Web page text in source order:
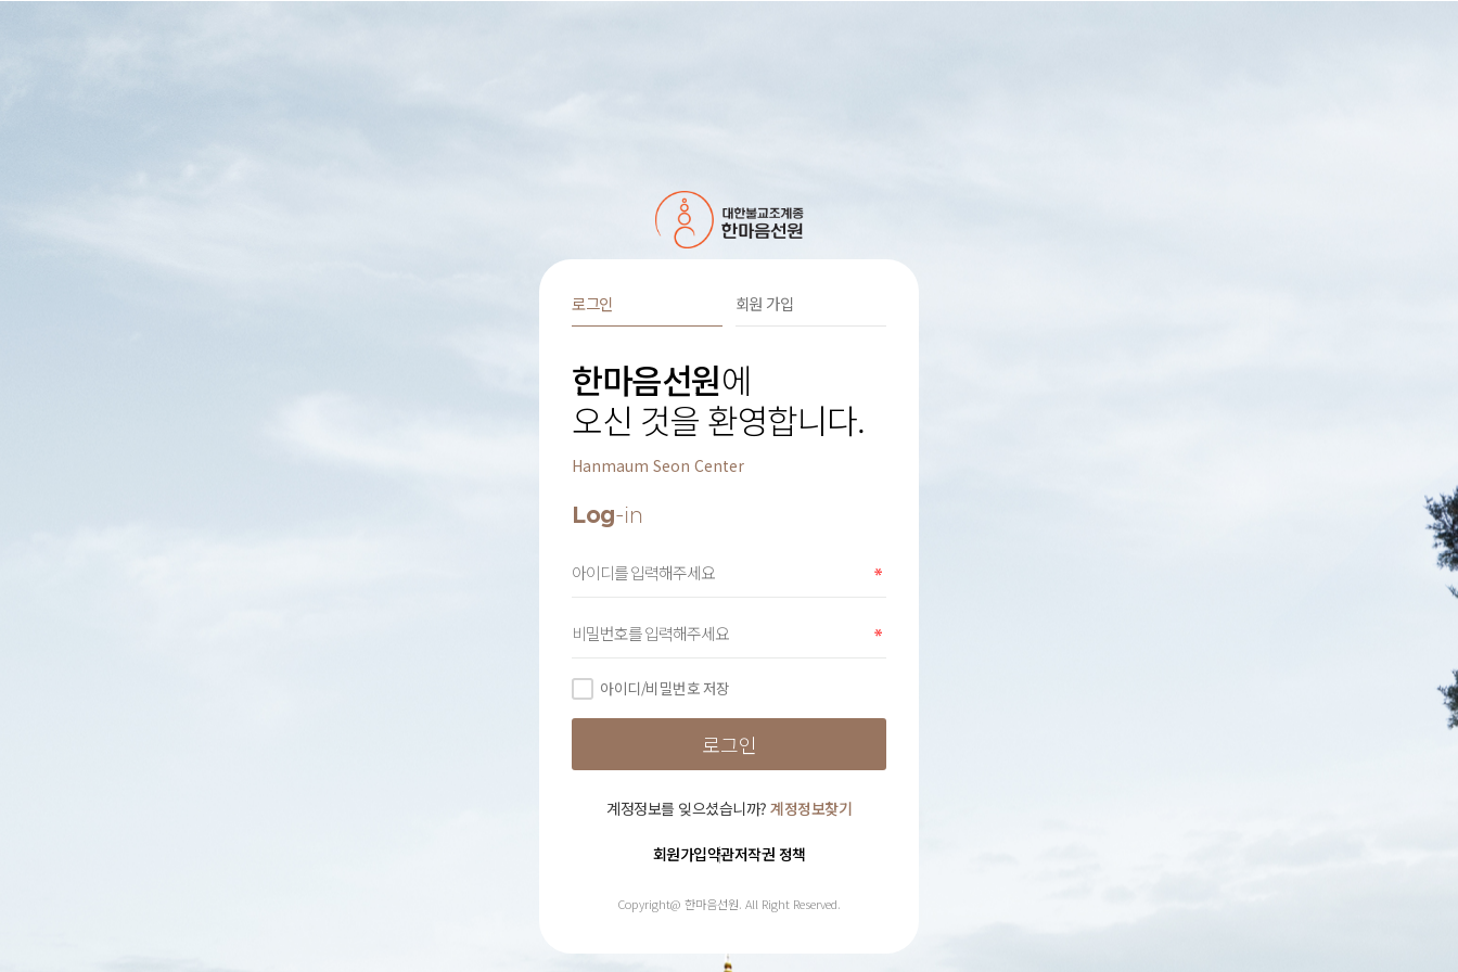
로그인 회원 가입
한마음선원에
오신 것을 환영합니다.
Hanmaum Seon Center
Log-in
아이디/비밀번호 저장
계정정보를 잊으셨습니까? 계정정보찾기
회원가입약관저작권 정책
Copyright@ 한마음선원. All Right Reserved.